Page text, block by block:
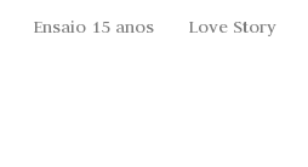
Ensaio 15 anos Love Story